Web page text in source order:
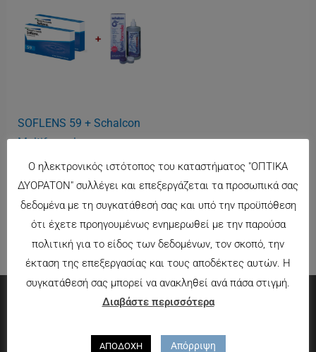
SOFLENS 59 + Schalcon
Multiformula
48.00€
Ο ηλεκτρονικός ιστότοπος του καταστήματος "ΟΠΤΙΚΑ
ΔΥΟΡΑΤΟΝ" συλλέγει και επεξεργάζεται τα προσωπικά σας
δεδομένα με τη συγκατάθεσή σας και υπό την προϋπόθεση
ότι έχετε προηγουμένως ενημερωθεί με την παρούσα
πολιτική για το είδος των δεδομένων, τον σκοπό, την
έκταση της επεξεργασίας και τους αποδέκτες αυτών. Η
συγκατάθεσή σας μπορεί να ανακληθεί ανά πάσα στιγμή.
Διαβάστε περισσότερα
ΑΠΟΔΟΧΗ Απόρριψη